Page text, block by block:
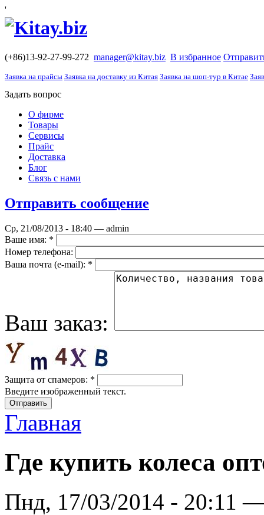
'
(+86)13-92-27-99-272 manager@kitay.biz В избранное
Заявка на прайсы Заявка на доставку из Китая Заявка на шоп-тур в Китае
Задать вопрос
О фирме
Товары
Сервисы
Прайс
Доставка
Блог
Связь с нами
Отправить сообщение
Ср, 21/08/2013 - 18:40 — admin
Ваше имя: *
Номер телефона:
Ваша почта (е-mail): *
Ваш заказ:
Защита от спамеров: *
Введите изображенный текст.
Главная
Где купить колеса
Пнд, 17/03/2014 - 20:11